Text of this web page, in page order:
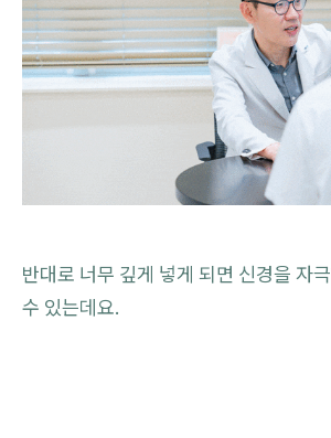
반대로 너무 깊게 넣게 되면 신경을 자
수 있는데요.